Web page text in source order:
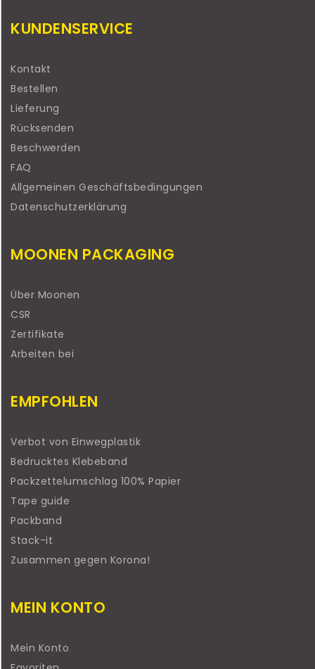
KUNDENSERVICE
Kontakt
Bestellen
Lieferung
Rücksenden
Beschwerden
FAQ
Allgemeinen Geschäftsbedingungen
Datenschutzerklärung
MOONEN PACKAGING
Über Moonen
CSR
Zertifikate
Arbeiten bei
EMPFOHLEN
Verbot von Einwegplastik
Bedrucktes Klebeband
Packzettelumschlag 100% Papier
Tape guide
Packband
Stack-it
Zusammen gegen Korona!
MEIN KONTO
Mein Konto